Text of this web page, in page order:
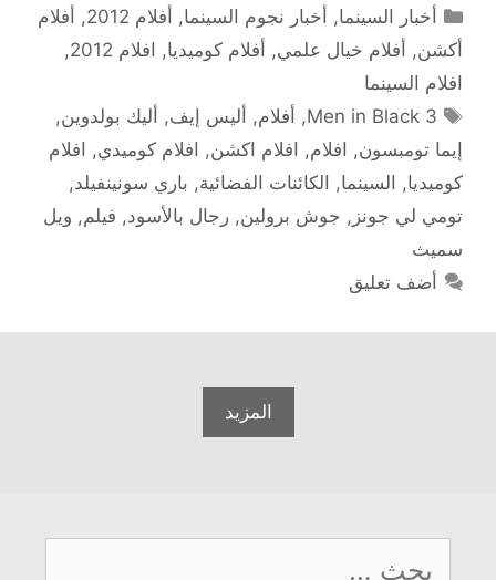
التصنيفات
أخبار السينما, أخبار نجوم السينما, أفلام 2012 , أفلام
أكشن, أفلام خيال علمي, أفلام كوميديا, افلام 2012
,
افلام السينما
الوسوم
3 Men in Black
, أفلام, أليس إيف, أليك بولدوين,
إيما تومبسون, افلام, افلام اكشن, افلام كوميدي, افلام
كوميديا, السينما, الكائنات الفضائية, باري سونينفيلد,
تومي لي جونز , جوش برولين, رجال بالأسود, فيلم, ويل
سميث
أضف تعليق
المزيد
البحث